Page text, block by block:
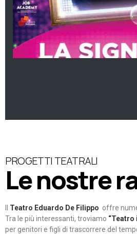
PROGETTI TEATRALI
Le nostre
Teatro Eduardo De Filippo offre
Tra le più interessanti, troviamo “Teatro
per genitori e figli di trascorrere del